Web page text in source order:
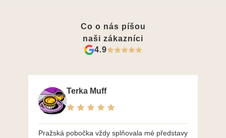
Co o nás píšou
naši zákazníci
4.9
Terka Muff
Pražská pobočka vždy splňovala mé představy